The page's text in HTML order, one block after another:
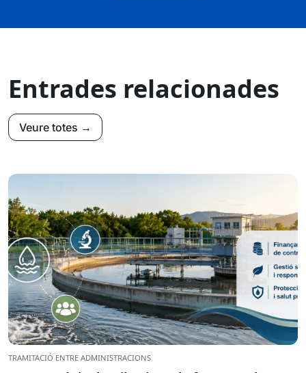
Entrades relacionades
Veure totes →
TRAMITACIÓ ENTRE ADMINISTRACIONS